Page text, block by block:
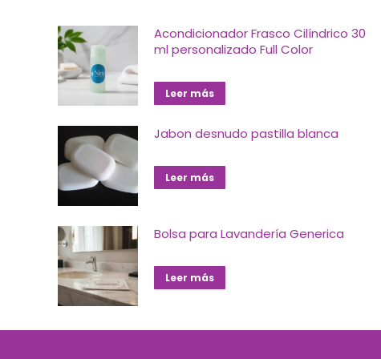
Acondicionador Frasco Cilíndrico 30
ml personalizado Full Color
Leer más
Jabon desnudo pastilla blanca
Leer más
Bolsa para Lavandería Generica
Leer más